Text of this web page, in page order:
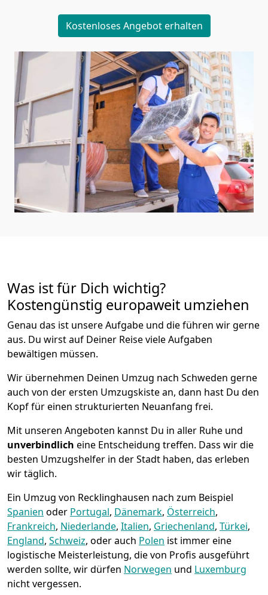
Kostenloses Angebot erhalten
Was ist für Dich wichtig?
Kostengünstig europaweit umziehen
Genau das ist unsere Aufgabe und die führen wir gerne
aus. Du wirst auf Deiner Reise viele Aufgaben
bewältigen müssen.
Wir übernehmen Deinen Umzug nach Schweden gerne
auch von der ersten Umzugskiste an, dann hast Du den
Kopf für einen strukturierten Neuanfang frei.
Mit unseren Angeboten kannst Du in aller Ruhe und
unverbindlich eine Entscheidung treffen. Dass wir die
besten Umzugshelfer in der Stadt haben, das erleben
wir täglich.
Ein Umzug von Recklinghausen nach zum Beispiel
Spanien oder Portugal, Dänemark, Österreich,
Frankreich, Niederlande, Italien, Griechenland, Türkei,
England, Schweiz, oder auch Polen ist immer eine
logistische Meisterleistung, die von Profis ausgeführt
werden sollte, wir dürfen Norwegen und Luxemburg
nicht vergessen.